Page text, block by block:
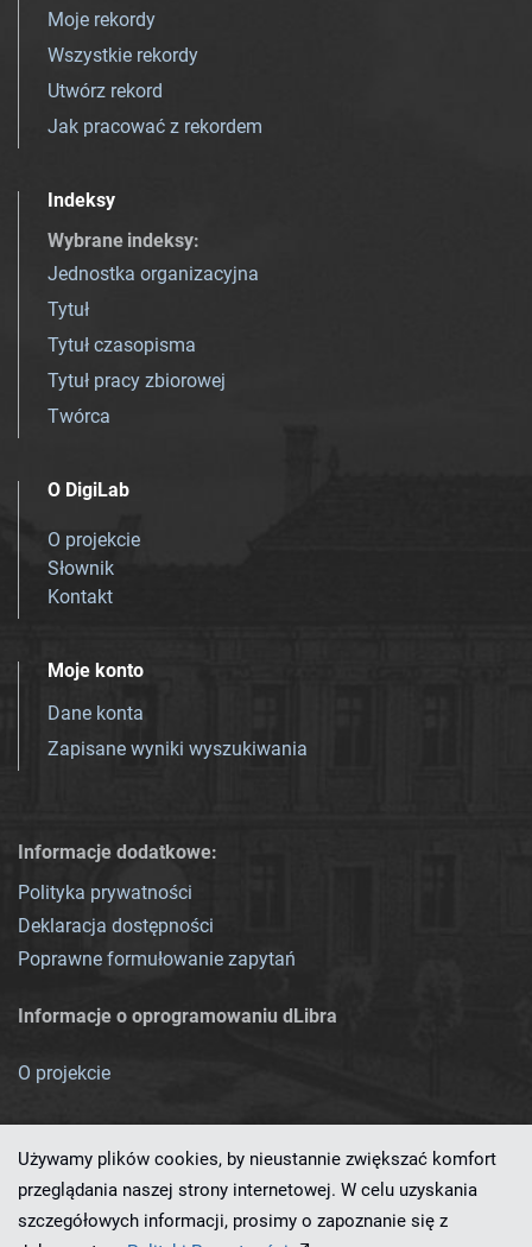
Moje rekordy
Wszystkie rekordy
Utwórz rekord
Jak pracować z rekordem
Indeksy
Wybrane indeksy:
Jednostka organizacyjna
Tytuł
Tytuł czasopisma
Tytuł pracy zbiorowej
Twórca
O DigiLab
O projekcie
Słownik
Kontakt
Moje konto
Dane konta
Zapisane wyniki wyszukiwania
Informacje dodatkowe:
Polityka prywatności
Deklaracja dostępności
Poprawne formułowanie zapytań
Informacje o oprogramowaniu dLibra
O projekcie
Używamy plików cookies, by nieustannie zwiększać komfort
przeglądania naszej strony internetowej. W celu uzyskania
szczegółowych informacji, prosimy o zapoznanie się z